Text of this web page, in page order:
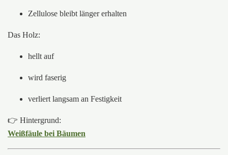
Zellulose bleibt länger erhalten
Das Holz:
hellt auf
wird faserig
verliert langsam an Festigkeit
👉 Hintergrund:
Weißfäule bei Bäumen